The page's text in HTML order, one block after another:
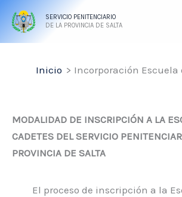
contenido
SERVICIO PENITENCIARIO
DE LA PROVINCIA DE SALTA
Inicio Incorporación Escuela
MODALIDAD DE INSCRIPCIÓN A LA
CADETES DEL SERVICIO
PROVINCIA DE SALTA
El proceso de inscripción a la